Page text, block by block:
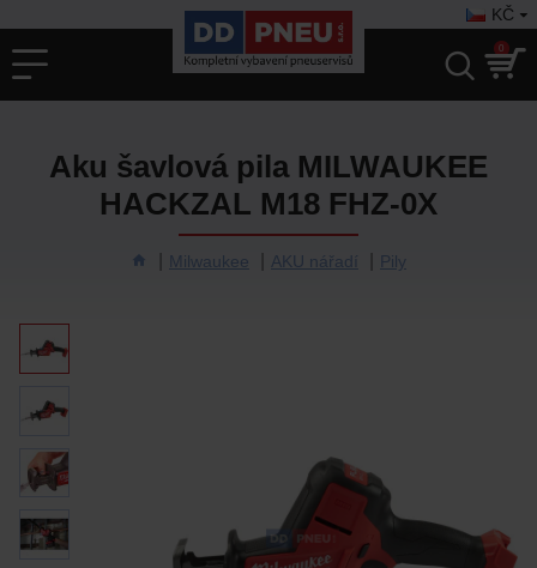
KČ
0
Milwaukee AKU nářadí Pily
Aku šavlová pila MILWAUKEE
HACKZAL M18 FHZ-0X